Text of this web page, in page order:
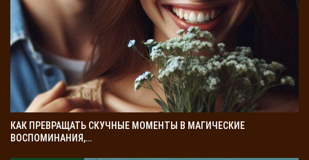
КАК ПРЕВРАЩАТЬ СКУЧНЫЕ МОМЕНТЫ В МАГИЧЕСКИЕ
ВОСПОМИНАНИЯ,…